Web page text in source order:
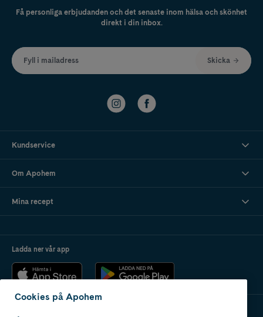
Få personliga erbjudanden och det senaste inom hälsa och skönhet
direkt i din inbox.
Fyll i mailadress Skicka
Kundservice
Om Apohem
Mina recept
Ladda ner vår app
Cookies på Apohem